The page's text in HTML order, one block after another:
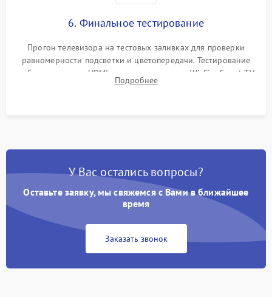
6. Финальное тестирование
Прогон телевизора на тестовых заливках для проверки
равномерности подсветки и цветопередачи. Тестирование
работы разъемов HDMI, динамиков, модуля Wi-Fi и Smart TV
в рабочем режиме в течение нескольких часов.
Подробнее
У Вас остались вопросы?
Оставьте заявку, мы свяжемся с Вами в ближайшее
время
Заказать звонок